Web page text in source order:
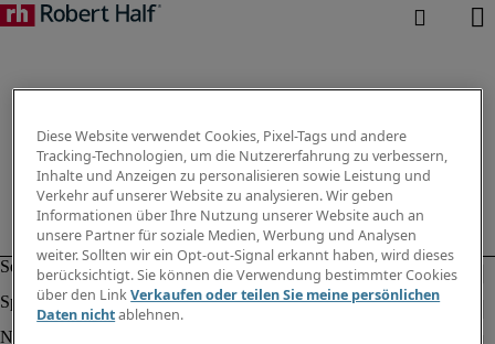
Diese Website verwendet Cookies, Pixel-Tags und andere
Tracking-Technologien, um die Nutzererfahrung zu verbessern,
Inhalte und Anzeigen zu personalisieren sowie Leistung und
Verkehr auf unserer Website zu analysieren. Wir geben
Informationen über Ihre Nutzung unserer Website auch an
unsere Partner für soziale Medien, Werbung und Analysen
weiter. Sollten wir ein Opt-out-Signal erkannt haben, wird dieses
berücksichtigt. Sie können die Verwendung bestimmter Cookies
über den LinkVerkaufen oder teilen Sie meine persönlichen
Daten nichtablehnen.